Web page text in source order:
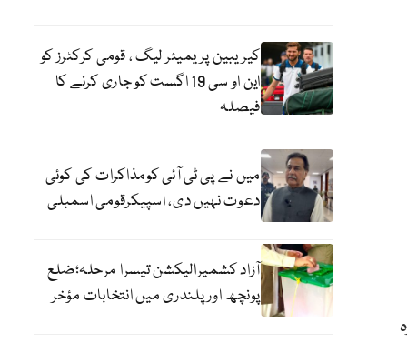
کیریبین پریمیئر لیگ ، قومی کرکٹرز کو
این او سی 19 اگست کو جاری کرنے کا
فیصلہ
میں نے پی ٹی آئی کومذاکرات کی کوئی
دعوت نہیں دی، اسپیکرقومی اسمبلی
آزاد کشمیرالیکشن تیسرا مرحلہ؛ضلع
پونچھ اور پلندری میں انتخابات مؤخر